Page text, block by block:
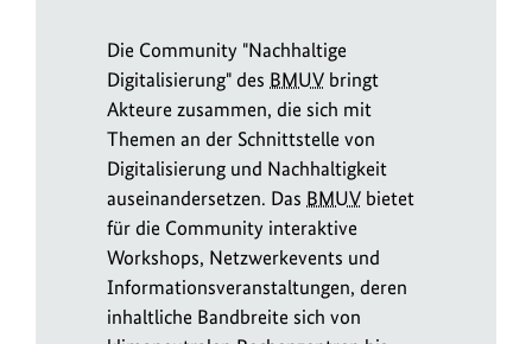
Die Community "Nachhaltige
Digitalisierung" des BMUV bringt
Akteure zusammen, die sich mit
Themen an der Schnittstelle von
Digitalisierung und Nachhaltigkeit
auseinandersetzen. Das BMUV bietet
für die Community interaktive
Workshops, Netzwerkevents und
Informationsveranstaltungen, deren
inhaltliche Bandbreite sich von